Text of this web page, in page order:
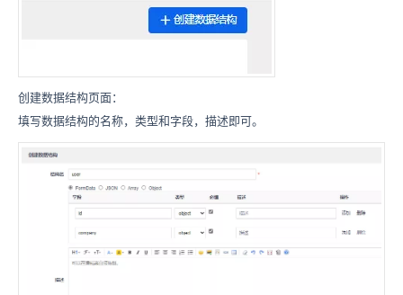
创建数据结构页面：
填写数据结构的名称，类型和字段，描述即可。